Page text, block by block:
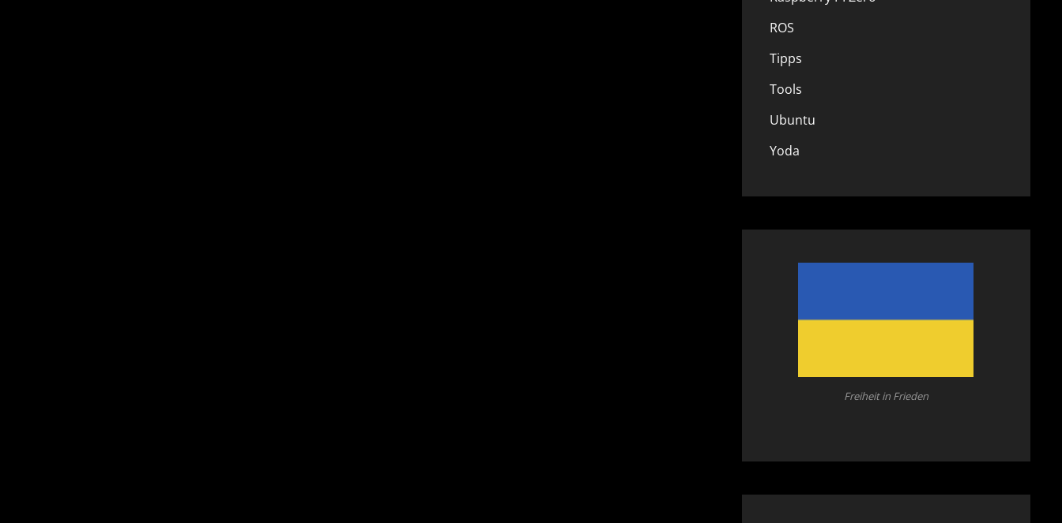
ROS
Tipps
Tools
Ubuntu
Yoda
Freiheit in Frieden